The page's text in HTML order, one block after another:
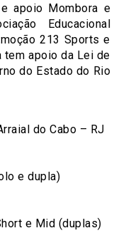
apoio Mombora e
Educacional
213 Sports e
tem apoio da Lei de
do Estado do Rio
do Cabo – RJ
e dupla)
e Mid (duplas)